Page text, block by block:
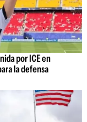
por ICE en
la defensa